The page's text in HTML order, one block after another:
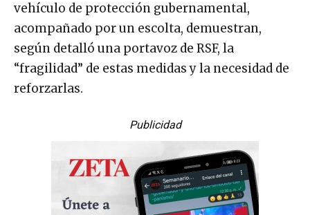
vehículo de protección gubernamental,
acompañado por un escolta, demuestran,
según detalló una portavoz de RSF, la
“fragilidad” de estas medidas y la necesidad de
reforzarlas.
Publicidad